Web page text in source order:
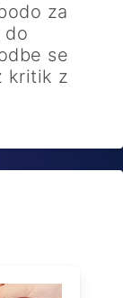
za
do
se
kritik z